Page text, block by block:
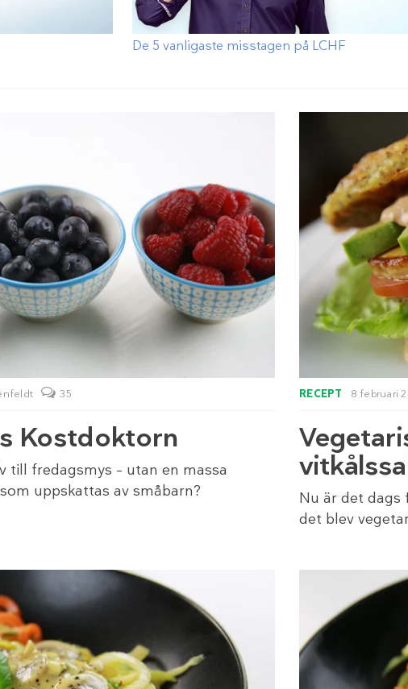
De 5 vanligaste misstagen på LCHF
35
Kostdoktorn
till fredagsmys – utan en massa
uppskattas av småbarn?
RECEPT 8 februari
Nu är det dags
det blev